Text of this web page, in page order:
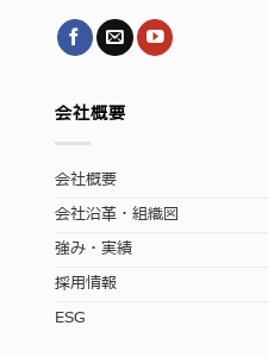
会社概要
会社概要
会社沿革・組織図
強み・実績
採用情報
ESG